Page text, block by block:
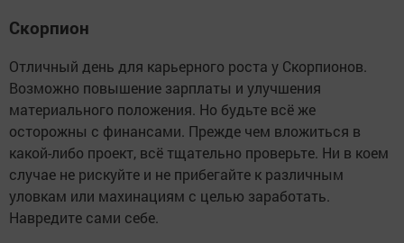
Скорпион
Отличный день для карьерного роста у Скорпионов.
Возможно повышение зарплаты и улучшения
материального положения. Но будьте всё же
осторожны с финансами. Прежде чем вложиться в
какой-либо проект, всё тщательно проверьте. Ни в коем
случае не рискуйте и не прибегайте к различным
уловкам или махинациям с целью заработать.
Навредите сами себе.